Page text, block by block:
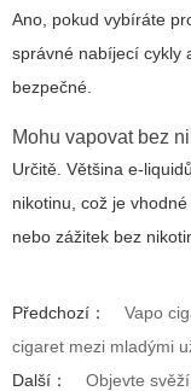
Ano, pokud vybíráte
správné nabíjecí cykly
bezpečné.
Mohu vapovat bez
Určitě. Většina e-
nikotinu, což je
nebo zážitek bez
Předchozí：
Vapo
cigaret mezi mladými
Další：
Objevte